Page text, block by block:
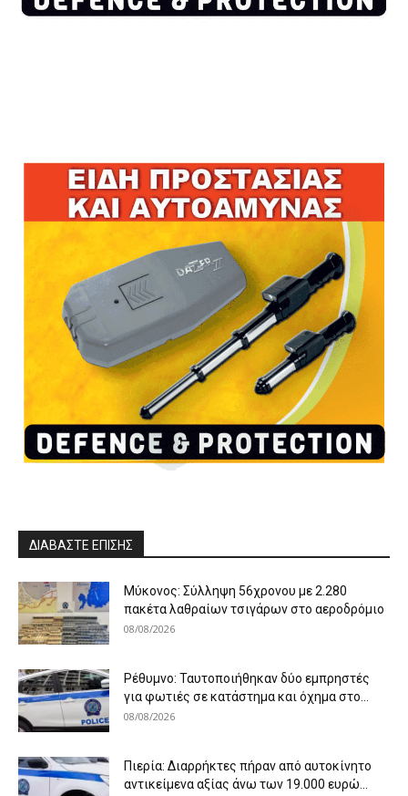
ΔΙΑΒΑΣΤΕ ΕΠΙΣΗΣ
Μύκονος: Σύλληψη 56χρονου με 2.280
πακέτα λαθραίων τσιγάρων στο αεροδρόμιο
08/08/2026
Ρέθυμνο: Ταυτοποιήθηκαν δύο εμπρηστές
για φωτιές σε κατάστημα και όχημα στο...
08/08/2026
Πιερία: Διαρρήκτες πήραν από αυτοκίνητο
αντικείμενα αξίας άνω των 19.000 ευρώ...